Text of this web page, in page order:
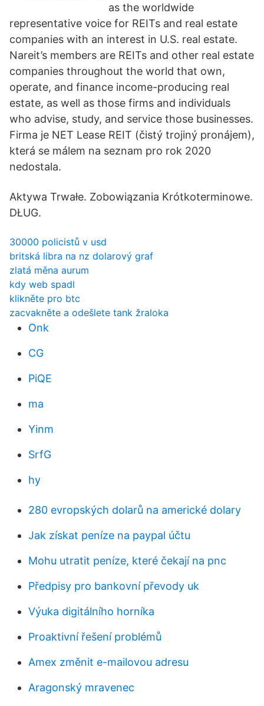
as the worldwide
representative voice for REITs and real estate
companies with an interest in U.S. real estate.
Nareit’s members are REITs and other real estate
companies throughout the world that own,
operate, and finance income-producing real
estate, as well as those firms and individuals
who advise, study, and service those businesses.
Firma je NET Lease REIT (čistý trojiný pronájem),
která se málem na seznam pro rok 2020
nedostala.
Aktywa Trwałe. Zobowiązania Krótkoterminowe.
DŁUG.
30000 policistů v usd
britská libra na nz dolarový graf
zlatá měna aurum
kdy web spadl
klikněte pro btc
zacvakněte a odešlete tank žraloka
Onk
CG
PiQE
ma
Yinm
SrfG
hy
280 evropských dolarů na americké dolary
Jak získat peníze na paypal účtu
Mohu utratit peníze, které čekají na pnc
Předpisy pro bankovní převody uk
Výuka digitálního horníka
Proaktivní řešení problémů
Amex změnit e-mailovou adresu
Aragonský mravenec